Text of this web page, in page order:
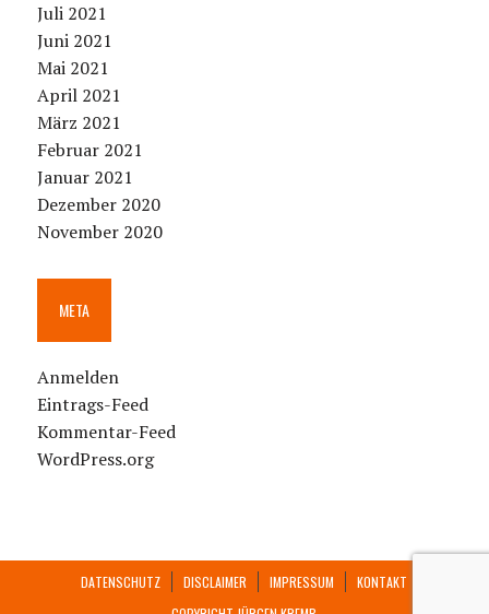
Juli 2021
Juni 2021
Mai 2021
April 2021
März 2021
Februar 2021
Januar 2021
Dezember 2020
November 2020
META
Anmelden
Eintrags-Feed
Kommentar-Feed
WordPress.org
DATENSCHUTZ DISCLAIMER IMPRESSUM
KONTAKT